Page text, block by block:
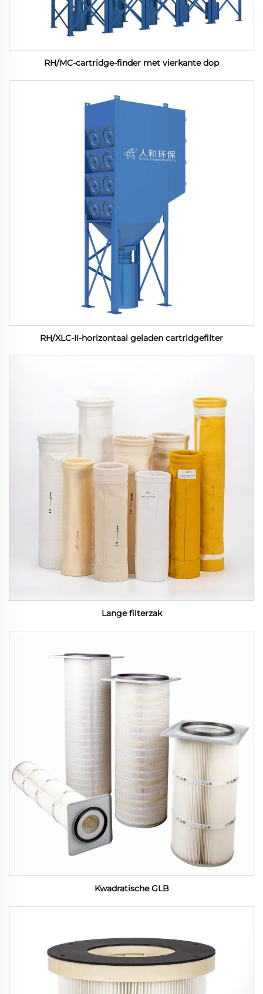
RH/MC-cartridge-finder met vierkante dop
RH/XLC-II-horizontaal geladen cartridgefilter
Lange filterzak
Kwadratische GLB